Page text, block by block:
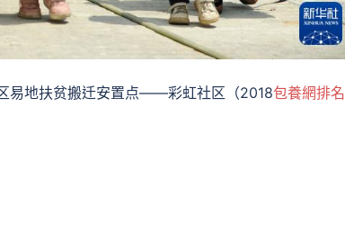
易地扶贫搬迁安置点——彩虹社区（2018包養網排名